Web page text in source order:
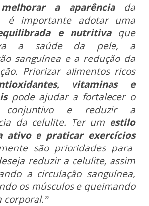
melhorar a aparênciada
é importante adotar uma
e nutritivaque
a saúde da pele, a
sanguínea e a redução da
Priorizar alimentos ricos
vitaminas e
pode ajudar a fortalecer o
conjuntivo e reduzir a
da celulite. Ter um estilo
ativo e praticar exercícios
são prioridades para
reduzir a celulite, assim
a circulação sanguínea,
os músculos e queimando
corporal.”